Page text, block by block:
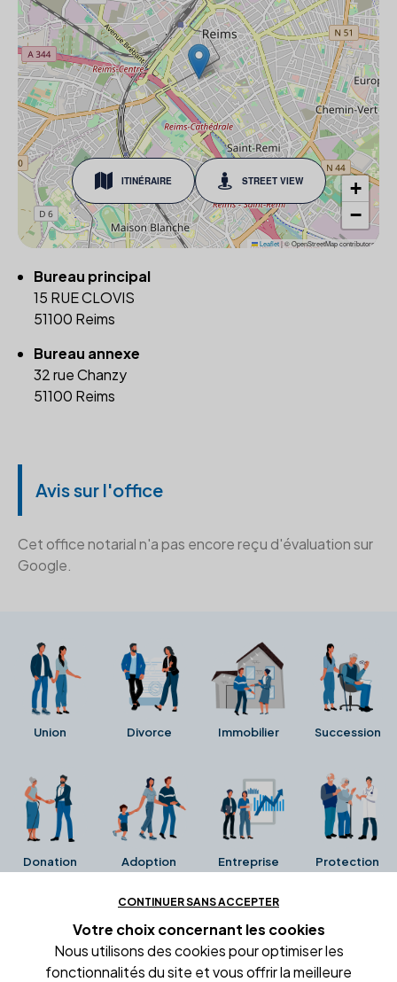
ITINÉRAIRE STREET VIEW
+
−
Leaflet|© OpenStreetMap contributors
Bureau principal
15 RUE CLOVIS
51100 Reims
Bureau annexe
32 rue Chanzy
51100 Reims
Avis sur l'office
Cet office notarial n'a pas encore reçu d'évaluation sur
Google.
Union Divorce Immobilier Succession
Donation Adoption Entreprise Protection
Ces avis proviennent directement de la fiche Google
Business de l'office notarial. Ils n'ont ni été collectés ni
été vérifiés par Alexia.fr.
CONTINUER SANS ACCEPTER
Votre choix concernant les cookies
Nous utilisons des cookies pour optimiser les
fonctionnalités du site et vous offrir la meilleure